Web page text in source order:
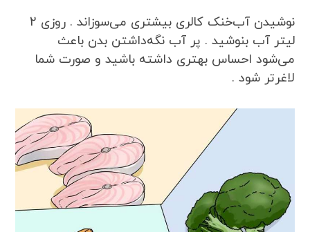
نوشیدن آب‌خنک کالری بیشتری می‌سوزاند . روزی 2
لیتر آب بنوشید . پر آب نگه‌داشتن بدن باعث
می‌شود احساس بهتری داشته باشید و صورت شما
لاغرتر شود .